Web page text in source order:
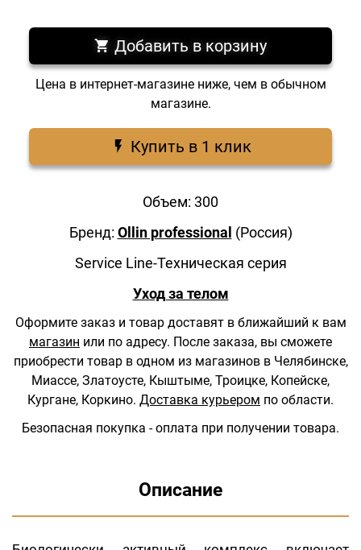
Добавить в корзину
Цена в интернет-магазине ниже, чем в обычном
магазине.
Купить в 1 клик
Объем: 300
Бренд: Ollin professional (Россия)
Service Line-Техническая серия
Уход за телом
Оформите заказ и товар доставят в ближайший к вам
магазин или по адресу. После заказа, вы сможете
приобрести товар в одном из магазинов в Челябинске,
Миассе, Златоусте, Кыштыме, Троицке, Копейске,
Кургане, Коркино. Доставка курьером по области.
Безопасная покупка - оплата при получении товара.
Описание